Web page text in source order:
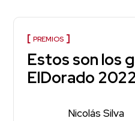
PREMIOS
Estos son los
ElDorado 2022
Nicolás Silva